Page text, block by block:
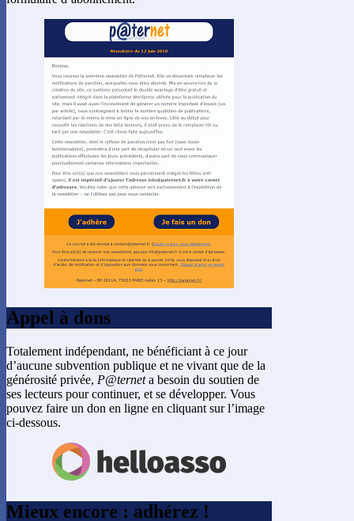
Appel à dons
Totalement indépendant, ne bénéficiant à ce jour
d’aucune subvention publique et ne vivant que de la
générosité privée, P@terneta besoin du soutien de
ses lecteurs pour continuer, et se développer. Vous
pouvez faire un don en ligne en cliquant sur l’image
ci-dessous.
Mieux encore : adhérez !